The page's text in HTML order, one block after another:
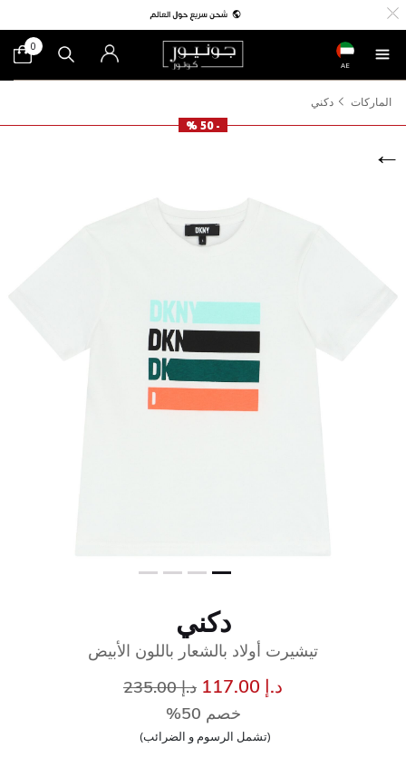
AE
0
الماركات
دكني
- 50 %
دكني
تيشيرت أولاد بالشعار باللون الأبيض
د.إ 117.00 سعر مخفض مند.إ 235.00
خصم 50%
(تشمل الرسوم و الضرائب)